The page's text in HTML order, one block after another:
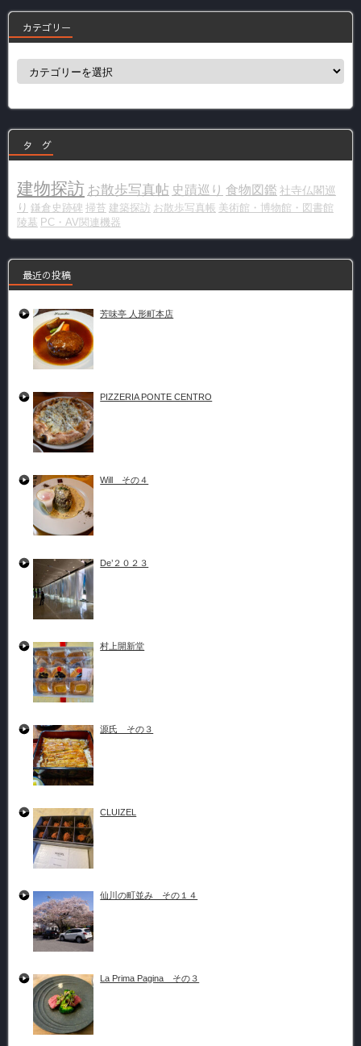
カテゴリー
カ
ー
タ グ
建物探訪 お散歩写真帖 史蹟巡り 食物図鑑 社寺仏閣巡
り 鎌倉史跡碑 掃苔 建築探訪 お散歩写真帳 美術館・博物館・図書館
陵墓 PC・AV関連機器
最近の投稿
芳味亭 人形町本店
PIZZERIA PONTE CENTRO
Will その４
De’２０２３
村上開新堂
源氏 その３
CLUIZEL
仙川の町並み その１４
La Prima Pagina その３